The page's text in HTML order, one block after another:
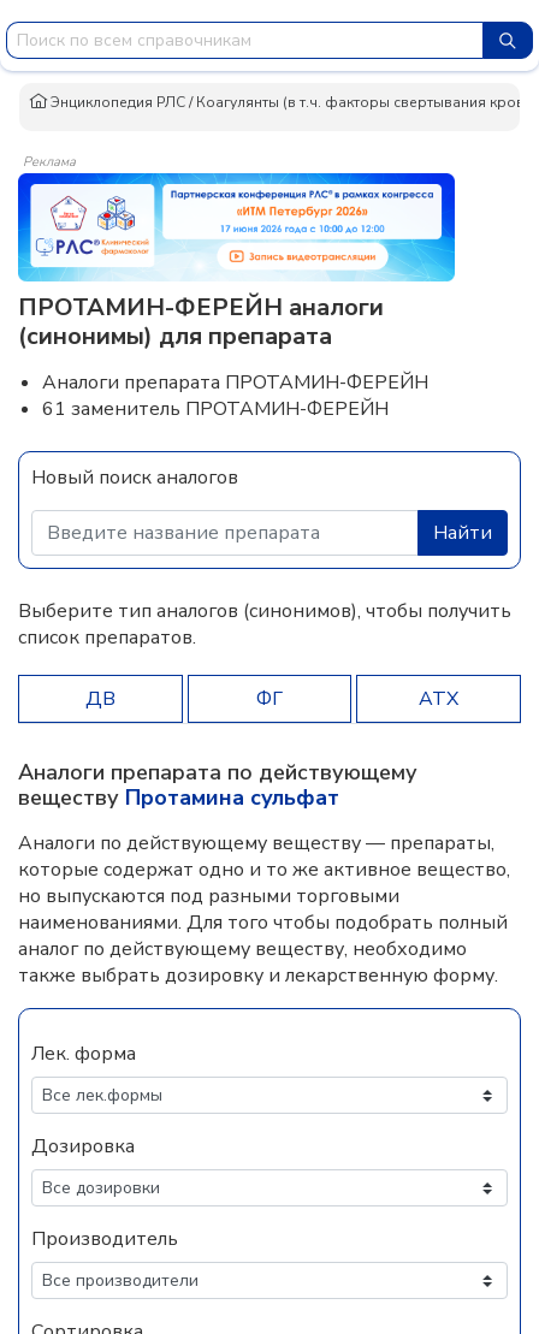
Энциклопедия РЛС/Коагулянты (в т.ч. факторы свертывания
Реклама
ПРОТАМИН-ФЕРЕЙН аналоги
(синонимы) для препарата
Аналоги препарата ПРОТАМИН-ФЕРЕЙН
61 заменитель ПРОТАМИН-ФЕРЕЙН
Новый поиск аналогов
Найти
Выберите тип аналогов (синонимов), чтобы получить
список препаратов.
ДВ ФГ АТХ
Аналоги препарата по действующему
веществу Протамина сульфат
Аналоги по действующему веществу — препараты,
которые содержат одно и то же активное вещество,
но выпускаются под разными торговыми
наименованиями. Для того чтобы подобрать полный
аналог по действующему веществу, необходимо
также выбрать дозировку и лекарственную форму.
Лек. форма
Дозировка
Производитель